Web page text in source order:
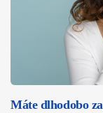
Máte dlhodobo